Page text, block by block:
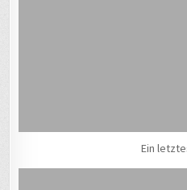
Ein